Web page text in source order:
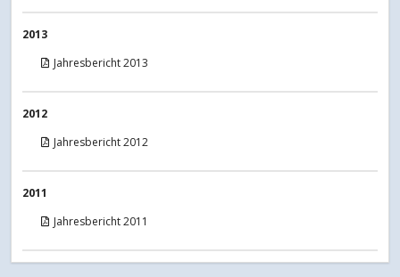
2013
Jahresbericht 2013
2012
Jahresbericht 2012
2011
Jahresbericht 2011